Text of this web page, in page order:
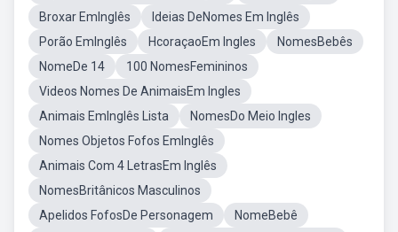
Broxar EmInglês
Ideias DeNomes Em Inglês
Porão EmInglês
HcoraçaoEm Ingles
NomesBebês
NomeDe 14
100 NomesFemininos
Videos Nomes De AnimaisEm Ingles
Animais EmInglês Lista
NomesDo Meio Ingles
Nomes Objetos Fofos EmInglês
Animais Com 4 LetrasEm Inglês
NomesBritânicos Masculinos
Apelidos FofosDe Personagem
NomeBebê